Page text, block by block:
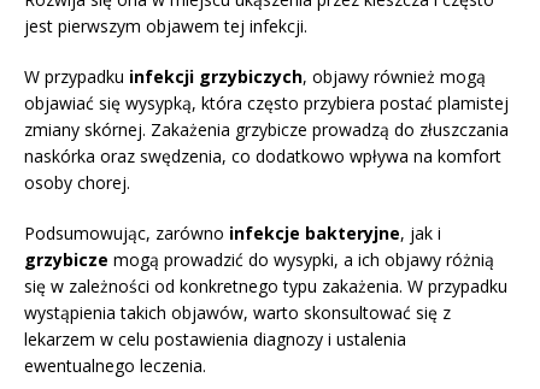
jest pierwszym objawem tej infekcji.
W przypadku infekcji grzybiczych, objawy również mogą
objawiać się wysypką, która często przybiera postać plamistej
zmiany skórnej. Zakażenia grzybicze prowadzą do złuszczania
naskórka oraz swędzenia, co dodatkowo wpływa na komfort
osoby chorej.
Podsumowując, zarówno infekcje bakteryjne, jak i
grzybicze mogą prowadzić do wysypki, a ich objawy różnią
się w zależności od konkretnego typu zakażenia. W przypadku
wystąpienia takich objawów, warto skonsultować się z
lekarzem w celu postawienia diagnozy i ustalenia
ewentualnego leczenia.